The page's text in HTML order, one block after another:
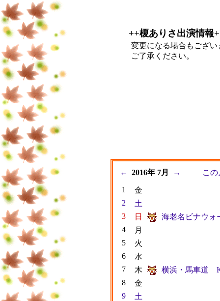
++榎ありさ出演情報
変更になる場合もござい
ご了承ください。
← 2016年 7月 → こ
1
金
2
土
3
日
海老名ビナウォ
4
月
5
火
6
水
7
木
横浜・馬車道
8
金
9
土